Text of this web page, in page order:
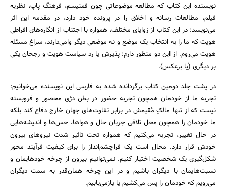
جستجو
نویسنده این کتاب که مطالعه موضوعاتی چون فمنیسم، فرهنگ پاپ، نظریه
فیلم، مطالعات رسانه و اخلاق را در پرونده خود دارد، در مقدمه این اثر
می‌نویسد: در این کتاب از زوایای مختلف، همواره با اجتناب از انگاره‌های افراطی
هویت که ما را به انتخاب یک موضع و نه موضعی دیگر وامی‌دارند، سراغ مسئله
هویت می‌روم. از این دو منظور دارم: پذیرش یا رد سیاست هویت و رجحان یکی
بر دیگری (یا برعکس).
در پشت جلد دومین کتاب برگردانده شده به فارسی این نویسنده می‌خوانیم:
تجربه ما از خودمان همچون تجربه حضور در بطن دژی محصور و فروبسته
نیست که از تنها مالکِ مُقیمش در برابر تفاوت‌های جهان خارج دفاع کند بلکه
ما خودمان را همچون محل تلاقی جریان حال و هواها، حس‌ها و اندیشه‌هایی
در حال تغییر، تجربه می‌کنیم که همواره تحت تاثیر شدت نیروهای بیرون
خودش قرار دارد. محال است یک فراچشم‌انداز را برای کیفیت فرآیند محور
شکل‌گیری یک شخصیت اختیار کنیم. نمی‌توانیم بیرون از چرخه خودهایمان و
نسبت‌هایمان با دیگران باشیم و در این چرخه همان‌قدر به سمت دیگران
می‌رویم که خودمان را پس می‌کشیم یا بازمی‌یابیم.